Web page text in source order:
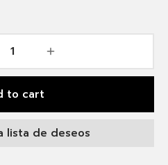
to cart
lista de deseos